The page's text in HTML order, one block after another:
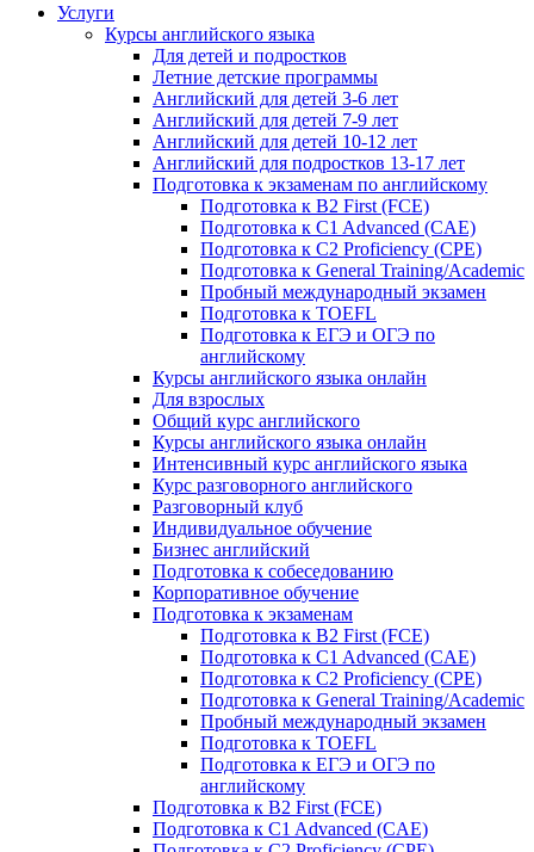
Услуги
Курсы английского языка
Для детей и подростков
Летние детские программы
Английский для детей 3-6 лет
Английский для детей 7-9 лет
Английский для детей 10-12 лет
Английский для подростков 13-17 лет
Подготовка к экзаменам по английскому
Подготовка к B2 First (FCE)
Подготовка к C1 Advanced (CAE)
Подготовка к C2 Proficiency (CPE)
Подготовка к General Training/Academic
Пробный международный экзамен
Подготовка к TOEFL
Подготовка к ЕГЭ и ОГЭ по
английскому
Курсы английского языка онлайн
Для взрослых
Общий курс английского
Курсы английского языка онлайн
Интенсивный курс английского языка
Курс разговорного английского
Разговорный клуб
Индивидуальное обучение
Бизнес английский
Подготовка к собеседованию
Корпоративное обучение
Подготовка к экзаменам
Подготовка к B2 First (FCE)
Подготовка к C1 Advanced (CAE)
Подготовка к C2 Proficiency (CPE)
Подготовка к General Training/Academic
Пробный международный экзамен
Подготовка к TOEFL
Подготовка к ЕГЭ и ОГЭ по
английскому
Подготовка к B2 First (FCE)
Подготовка к C1 Advanced (CAE)